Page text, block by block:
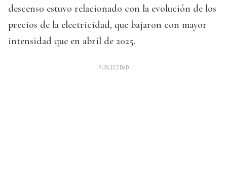
descenso estuvo relacionado con la evolución de los
precios de la electricidad, que bajaron con mayor
intensidad que en abril de 2025.